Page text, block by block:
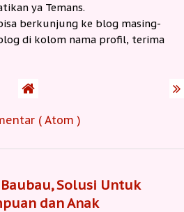
ya Temans.
berkunjung ke blog masing-
di kolom nama profil, terima
( Atom )
Solusi Untuk
dan Anak